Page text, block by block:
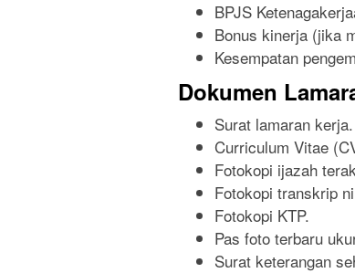
BPJS
Bonus kinerja (jika
Kesempatan
Dokumen
Surat lamaran kerja.
Curriculum Vitae
Fotokopi ijazah
Fotokopi transkrip
Fotokopi KTP.
Pas foto terbaru
Surat keterangan